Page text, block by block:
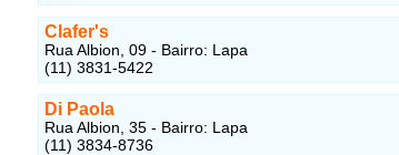
Clafer's
Rua Albion, 09 - Bairro: Lapa
(11) 3831-5422
Di Paola
Rua Albion, 35 - Bairro: Lapa
(11) 3834-8736